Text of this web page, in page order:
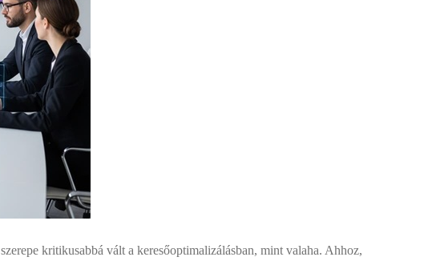
szerepe kritikusabbá vált a keresőoptimalizálásban, mint valaha. Ahhoz,